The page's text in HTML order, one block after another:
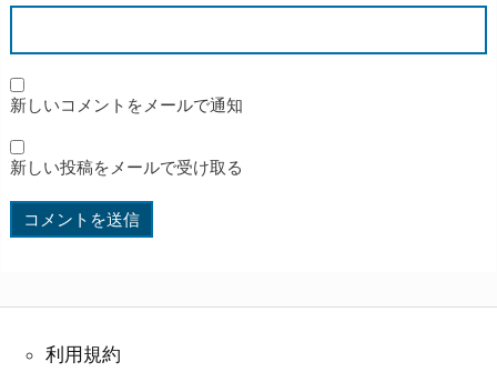
新しいコメントをメールで通知
新しい投稿をメールで受け取る
利用規約